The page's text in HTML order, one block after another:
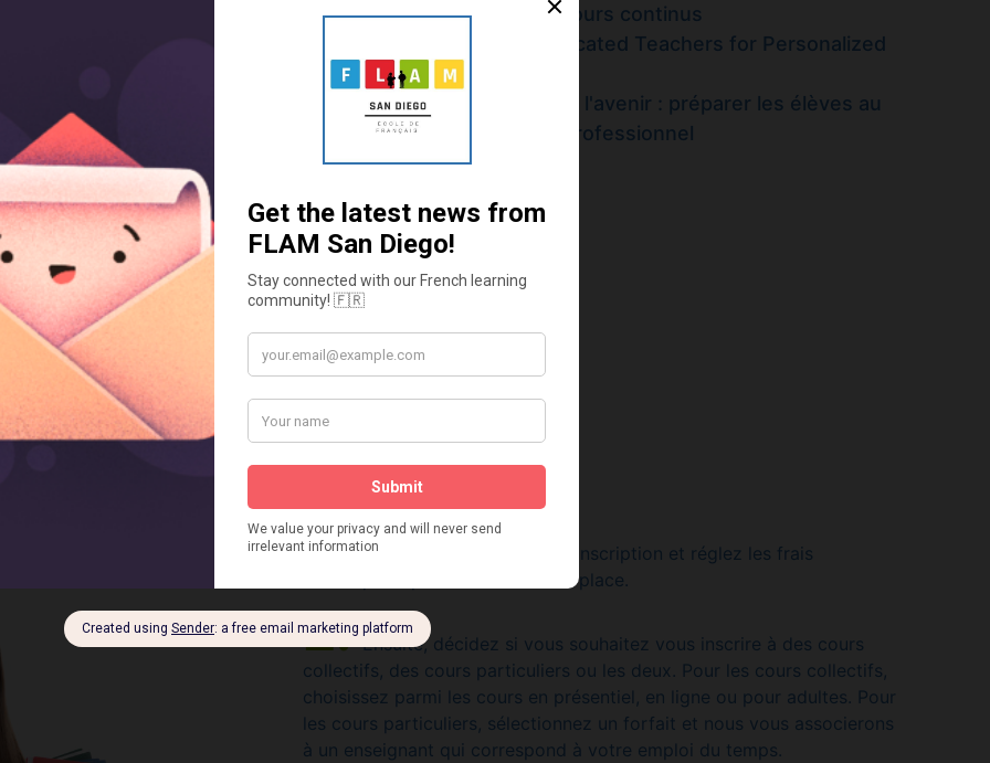
Families in
Systems
bulletins de notes et retours continus
Small Class Sizes & Dedicated Teachers for Personalized
Support
Éducation préparée pour l'avenir : préparer les élèves au
succès académique et professionnel
Inscription
pour les cours
Complétez le formulaire d'inscription et réglez les frais
d'inscription pour réserver votre place.
Ensuite, décidez si vous souhaitez vous inscrire à des cours
collectifs, des cours particuliers ou les deux. Pour les cours collectifs,
choisissez parmi les cours en présentiel, en ligne ou pour adultes. Pour
les cours particuliers, sélectionnez un forfait et nous vous associerons
à un enseignant qui correspond à votre emploi du temps.